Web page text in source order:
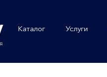
Каталог Услуги